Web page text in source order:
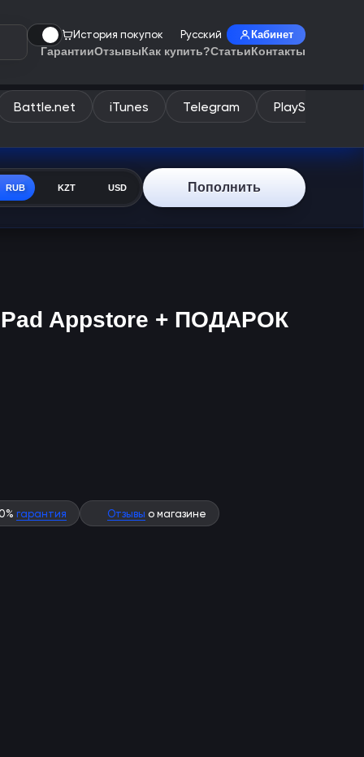
История покупок Русский Кабинет
ГарантииОтзывыКак купить?СтатьиКонтакты
Battle.net iTunes Telegram PlayStation
RUB KZT USD Пополнить
Appstore + ПОДАРОК
гарантия Отзывы о магазине